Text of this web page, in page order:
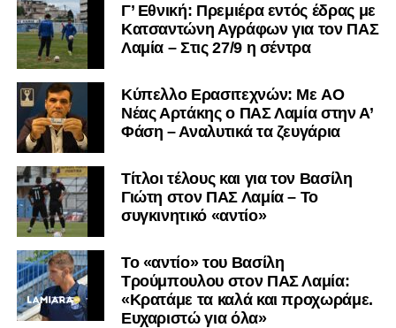
Γ’ Εθνική: Πρεμιέρα εντός έδρας με
Κατσαντώνη Αγράφων για τον ΠΑΣ
Λαμία – Στις 27/9 η σέντρα
Kύπελλο Ερασιτεχνών: Με AO
Nέας Αρτάκης ο ΠΑΣ Λαμία στην Α’
Φάση – Αναλυτικά τα ζευγάρια
Τίτλοι τέλους και για τον Βασίλη
Γιώτη στον ΠΑΣ Λαμία – Το
συγκινητικό «αντίο»
Το «αντίο» του Βασίλη
Τρούμπουλου στον ΠΑΣ Λαμία:
«Κρατάμε τα καλά και προχωράμε.
Ευχαριστώ για όλα»